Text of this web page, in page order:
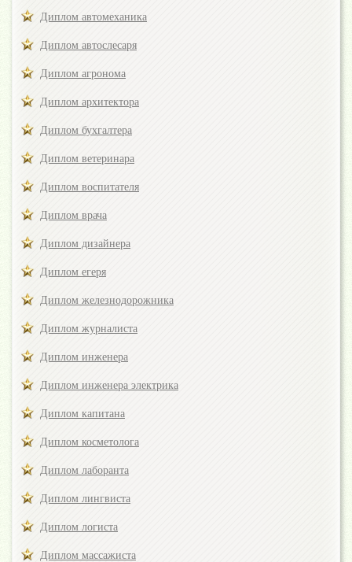
Диплом автомеханика
Диплом автослесаря
Диплом агронома
Диплом архитектора
Диплом бухгалтера
Диплом ветеринара
Диплом воспитателя
Диплом врача
Диплом дизайнера
Диплом егеря
Диплом железнодорожника
Диплом журналиста
Диплом инженера
Диплом инженера электрика
Диплом капитана
Диплом косметолога
Диплом лаборанта
Диплом лингвиста
Диплом логиста
Диплом массажиста